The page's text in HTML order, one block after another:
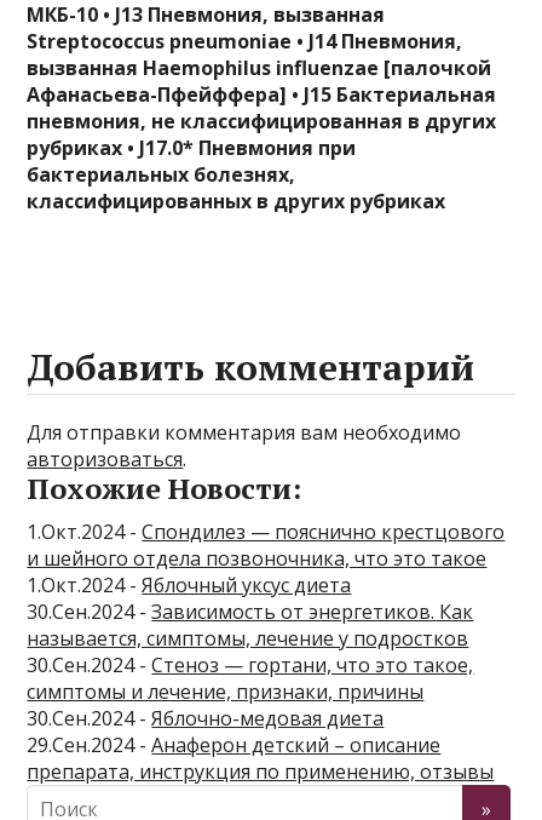
МКБ-10 • J13 Пневмония, вызванная
Streptococcus pneumoniae • J14 Пневмония,
вызванная Haemophilus influenzae [палочкой
Афанасьева-Пфейффера] • J15 Бактериальная
пневмония, не классифицированная в других
рубриках • J17.0* Пневмония при
бактериальных болезнях,
классифицированных в других рубриках
Добавить комментарий
Для отправки комментария вам необходимо
авторизоваться.
Похожие Новости:
1.Окт.2024 -Спондилез — пояснично крестцового
и шейного отдела позвоночника, что это такое
1.Окт.2024 -Яблочный уксус диета
30.Сен.2024 -Зависимость от энергетиков. Как
называется, симптомы, лечение у подростков
30.Сен.2024 -Стеноз — гортани, что это такое,
симптомы и лечение, признаки, причины
30.Сен.2024 -Яблочно-медовая диета
29.Сен.2024 -Анаферон детский – описание
препарата, инструкция по применению, отзывы